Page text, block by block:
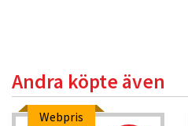
Andra köpte även
Webpris